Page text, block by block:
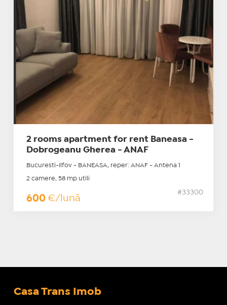
2 rooms apartment for rent Baneasa -
Dobrogeanu Gherea - ANAF
Bucuresti-Ilfov - BANEASA, reper: ANAF - Antena 1
2 camere, 58 mp utili
600 €/lună
#33300
Casa Trans Imob